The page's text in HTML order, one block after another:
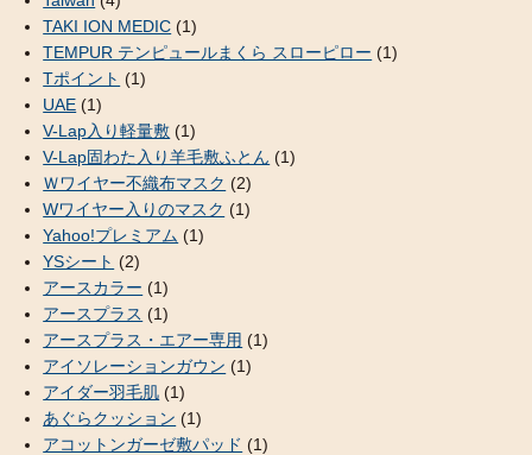
TAKI ION MEDIC (1)
TEMPUR テンピュールまくら スローピロー (1)
Tポイント (1)
UAE (1)
V-Lap入り軽量敷 (1)
V-Lap固わた入り羊毛敷ふとん (1)
Ｗワイヤー不織布マスク (2)
Wワイヤー入りのマスク (1)
Yahoo!プレミアム (1)
YSシート (2)
アースカラー (1)
アースプラス (1)
アースプラス・エアー専用 (1)
アイソレーションガウン (1)
アイダー羽毛肌 (1)
あぐらクッション (1)
アコットンガーゼ敷パッド (1)